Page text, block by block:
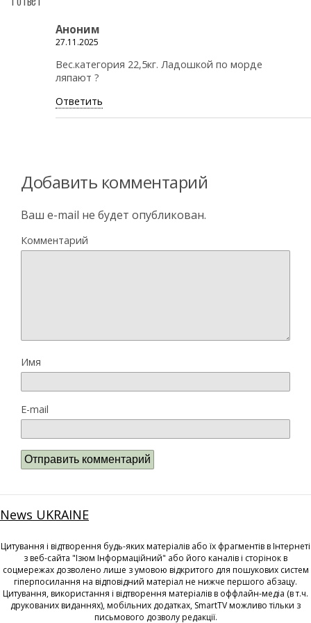
Аноним
27.11.2025
Вес.категория 22,5кг. Ладошкой по морде
ляпают ?
Ответить
Добавить комментарий
Ваш e-mail не будет опубликован.
Комментарий
Имя
E-mail
News UKRAINE
Цитування і відтворення будь-яких матеріалів або їх фрагментів в Інтернеті
з веб-сайта "Ізюм Інформаційний" або його каналів і сторінок в
соцмережах дозволено лише з умовою відкритого для пошукових систем
гіперпосилання на відповідний матеріал не нижче першого абзацу.
Цитування, використання і відтворення матеріалів в оффлайн-медіа (в т.ч.
друкованих виданнях), мобільних додатках, SmartTV можливо тільки з
письмового дозволу редакції.